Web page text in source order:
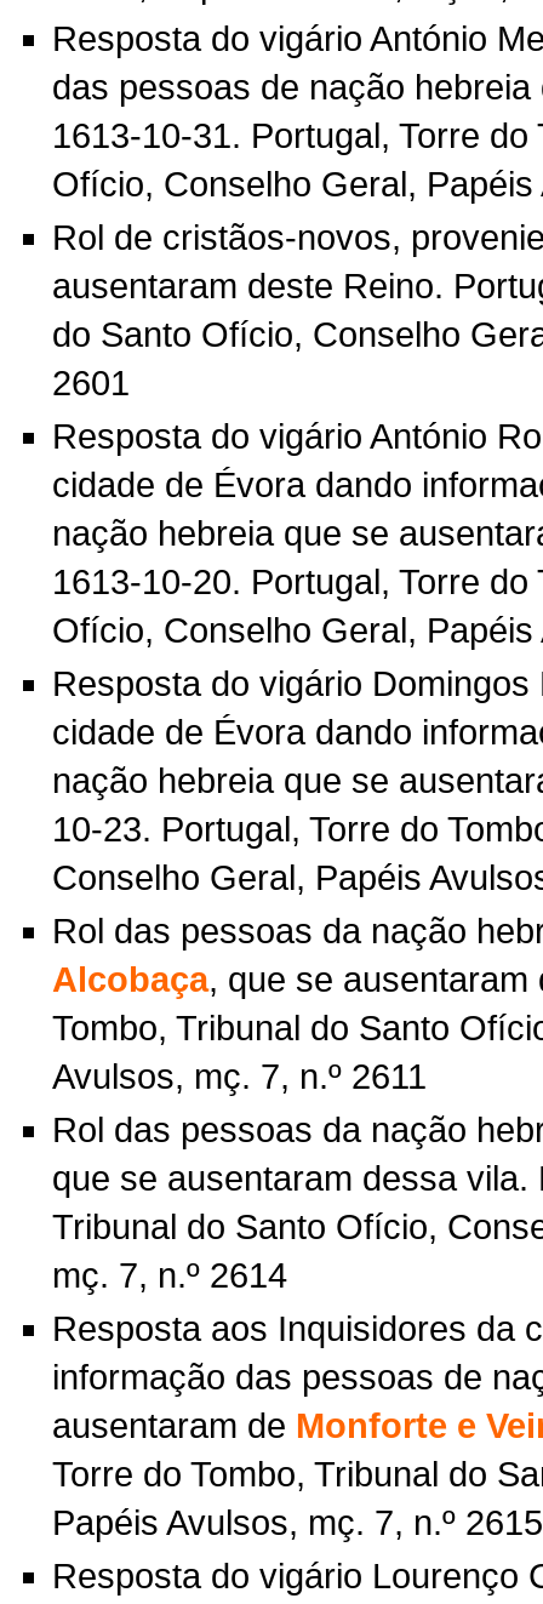
Resposta do vigário António
das pessoas de nação
1613-10-31. Portugal, Torre
Ofício, Conselho Geral,
Rol de cristãos-novos,
ausentaram deste Reino.
do Santo Ofício, Conselho
2601
Resposta do vigário António
cidade de Évora dando
nação hebreia que se
1613-10-20. Portugal, Torre
Ofício, Conselho Geral,
Resposta do vigário
cidade de Évora dando
nação hebreia que se
10-23. Portugal, Torre do
Conselho Geral, Papéis
Rol das pessoas da nação
Alcobaça, que se ausentaram
Tombo, Tribunal do Santo
Avulsos, mç. 7, n.º 2611
Rol das pessoas da nação
que se ausentaram dessa vila.
Tribunal do Santo Ofício,
mç. 7, n.º 2614
Resposta aos Inquisidores da
informação das pessoas de
ausentaram de Monforte e
Torre do Tombo, Tribunal do
Papéis Avulsos, mç. 7, n.º 2615
Resposta do vigário Lourenço